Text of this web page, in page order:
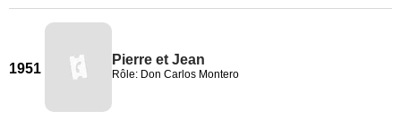
1951
Pierre et Jean
Rôle: Don Carlos Montero